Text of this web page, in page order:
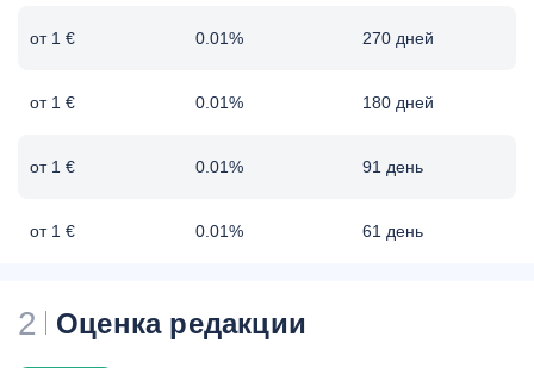
от 1 € 0.01% 270 дней
от 1 € 0.01% 180 дней
от 1 € 0.01% 91 день
от 1 € 0.01% 61 день
2 Оценка редакции